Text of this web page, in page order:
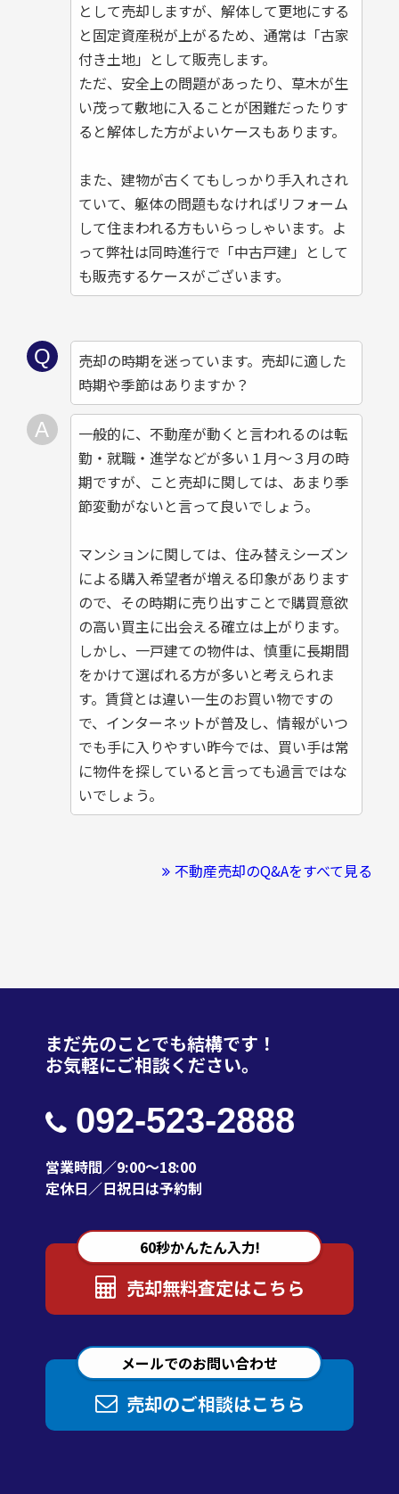
として売却しますが、解体して更地にする
と固定資産税が上がるため、通常は「古家
付き土地」として販売します。
ただ、安全上の問題があったり、草木が生
い茂って敷地に入ることが困難だったりす
ると解体した方がよいケースもあります。
また、建物が古くてもしっかり手入れされ
ていて、躯体の問題もなければリフォーム
して住まわれる方もいらっしゃいます。よ
って弊社は同時進行で「中古戸建」として
も販売するケースがございます。
売却の時期を迷っています。売却に適した
時期や季節はありますか？
一般的に、不動産が動くと言われるのは転
勤・就職・進学などが多い１月～３月の時
期ですが、こと売却に関しては、あまり季
節変動がないと言って良いでしょう。
マンションに関しては、住み替えシーズン
による購入希望者が増える印象があります
ので、その時期に売り出すことで購買意欲
の高い買主に出会える確立は上がります。
しかし、一戸建ての物件は、慎重に長期間
をかけて選ばれる方が多いと考えられま
す。賃貸とは違い一生のお買い物ですの
で、インターネットが普及し、情報がいつ
でも手に入りやすい昨今では、買い手は常
に物件を探していると言っても過言ではな
いでしょう。
不動産売却のQ&Aをすべて見る
まだ先のことでも結構です！
お気軽にご相談ください。
092-523-2888
営業時間／9:00～18:00
定休日／日祝日は予約制
60秒かんたん入力!
売却無料査定はこちら
メールでのお問い合わせ
売却のご相談はこちら